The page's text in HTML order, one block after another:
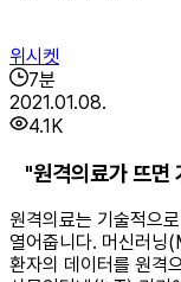
위시켓
7분
2021.01.08.
4.1K
"원격의료가 뜨면
원격의료는 기술적으
열어줍니다. 머신러닝
환자의 데이터를 원격